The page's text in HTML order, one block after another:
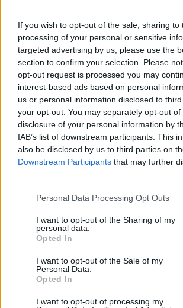
If you wish to opt-out of the sale, sharing to
processing of your personal or sensitive
targeted advertising by us, please use the
section to confirm your selection. Please
opt-out request is processed you may
interest-based ads based on personal
us or personal information disclosed to
your opt-out. You may separately opt-out
disclosure of your personal information by
IAB’s list of downstream participants. This
also be disclosed by us to third parties on
Downstream Participants that may further
Personal Data Processing Opt Outs
I want to opt-out of the Sharing of my
personal data.
Opted In
I want to opt-out of the Sale of my
Personal Data.
Opted In
I want to opt-out of processing my
REKLAM FÖR MINA
17:E